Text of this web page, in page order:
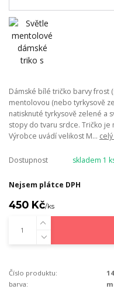
Dámské bílé tričko barvy frost
mentolovou (nebo tyrkysově
natisknuté tyrkysově zelené a
stopy do tvaru srdce. Tričko je
Výrobce uvádí velikost M...
Dostupnost skladem 1
Nejsem plátce DPH
450 Kč/ks
Číslo produktu:
barva: